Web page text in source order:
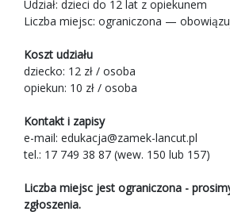
Udział: dzieci do 12 lat z opiekunem
Liczba miejsc: ograniczona —
Koszt udziału
dziecko: 12 zł / osoba
opiekun: 10 zł / osoba
Kontakt i zapisy
e-mail: edukacja@zamek-lancut.pl
tel.: 17 749 38 87 (wew. 150 lub 157)
Liczba miejsc jest ograniczona -
zgłoszenia.